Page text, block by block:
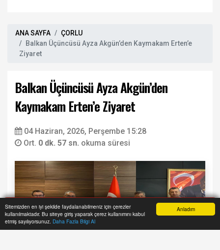
Anladım
Sitemizden en iyi şekilde faydalanabilmeniz için çerezler
kullanılmaktadır. Bu siteye giriş yaparak çerez kullanımını kabul
etmiş sayılıyorsunuz. Daha Fazla Bilgi Al
ANA SAYFA
ÇORLU
Balkan Üçüncüsü Ayza Akgün’den Kaymakam Erten’e
Ziyaret
Balkan Üçüncüsü Ayza Akgün’den
Kaymakam Erten’e Ziyaret
04 Haziran, 2026, Perşembe 15:28
Ort. 0 dk. 57 sn. okuma süresi
Anasayfa Yazarlar Haber Ara İhbar Hattı Menu